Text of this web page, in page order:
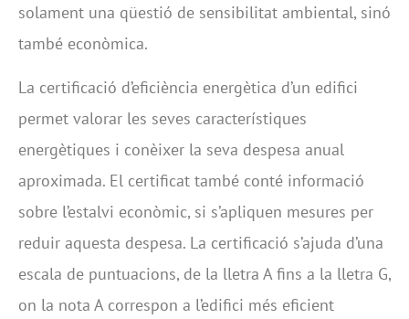
solament una qüestió de sensibilitat ambiental, sinó
també econòmica.
La certificació d’eficiència energètica d’un edifici
permet valorar les seves característiques
energètiques i conèixer la seva despesa anual
aproximada. El certificat també conté informació
sobre l’estalvi econòmic, si s’apliquen mesures per
reduir aquesta despesa. La certificació s’ajuda d’una
escala de puntuacions, de la lletra A fins a la lletra G,
on la nota A correspon a l’edifici més eficient